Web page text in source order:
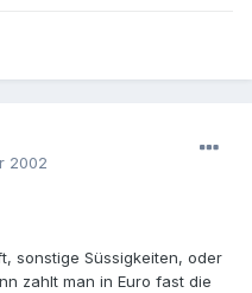
2002
sonstige Süssigkeiten, oder
zahlt man in Euro fast die